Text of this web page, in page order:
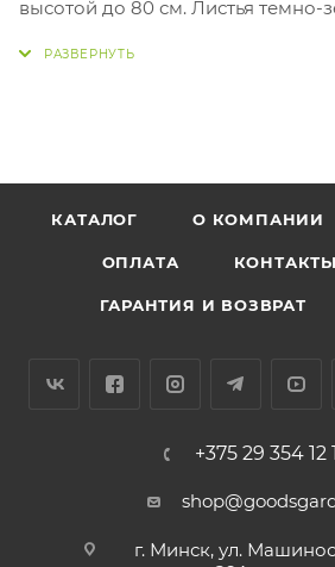
высотой до 80 см. Листья темно-
При Т0 +20-250С всходы
КАТАЛОГ О КОМПАНИИ
ОПЛАТА КОНТАКТЫ
ГАРАНТИЯ И ВОЗВРАТ
+375 29 354 12
г. Минск, ул.